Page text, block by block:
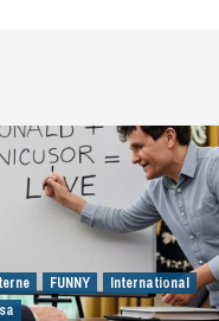
FUNNY
International